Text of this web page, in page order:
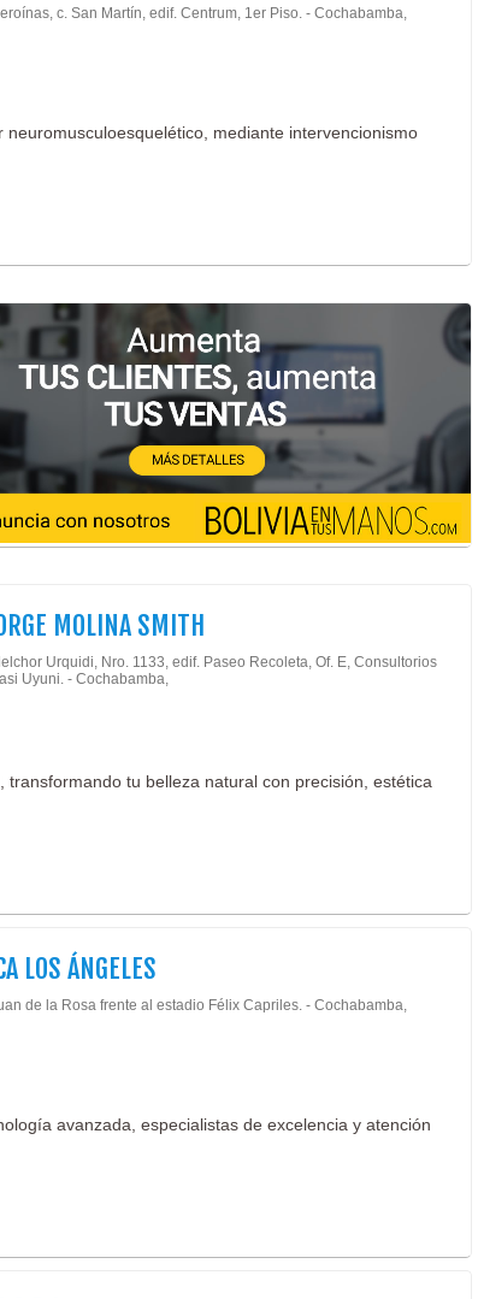
c. San Martín, edif. Centrum, 1er Piso. - Cochabamba,
mediante intervencionismo
MOLINA SMITH
Urquidi, Nro. 1133, edif. Paseo Recoleta, Of. E, Consultorios
Uyuni. - Cochabamba,
transformando tu belleza natural con precisión, estética
LOS ÁNGELES
de la Rosa frente al estadio Félix Capriles. - Cochabamba,
avanzada, especialistas de excelencia y atención